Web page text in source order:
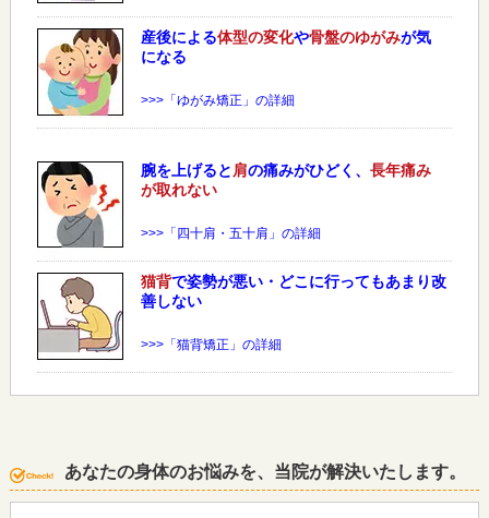
産後による体型の変化や骨盤のゆがみが気
になる
>>>「ゆがみ矯正」の詳細
腕を上げると 肩の痛みがひどく、 長年痛み
が取れない
>>>「四十肩・五十肩」の詳細
猫背で姿勢が悪い・どこに行ってもあまり改
善しない
>>>「猫背矯正」の詳細
あなたの身体のお悩みを、当院が解決いたします。